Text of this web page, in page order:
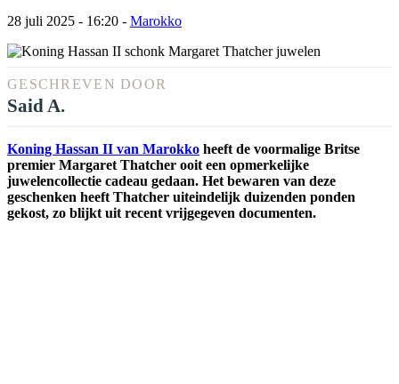
28 juli 2025 - 16:20 - Marokko
GESCHREVEN DOOR
Said A.
Koning Hassan II van Marokko heeft de voormalige Britse
premier Margaret Thatcher ooit een opmerkelijke
juwelencollectie cadeau gedaan. Het bewaren van deze
geschenken heeft Thatcher uiteindelijk duizenden ponden
gekost, zo blijkt uit recent vrijgegeven documenten.